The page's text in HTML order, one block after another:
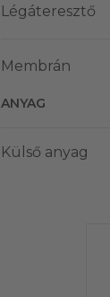
Légáteresztő
Membrán
ANYAG
Külső anyag